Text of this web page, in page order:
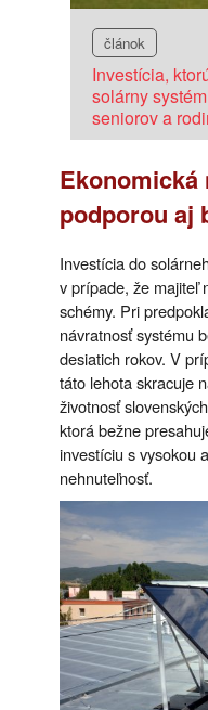
článok
Investícia,
solárny
seniorov a
podporou aj
Investícia do
v prípade, že majiteľ
schémy. Pri
návratnosť systému
desiatich rokov. V
táto lehota skracuje
životnosť
ktorá bežne
investíciu s vysokou
nehnuteľnosť.